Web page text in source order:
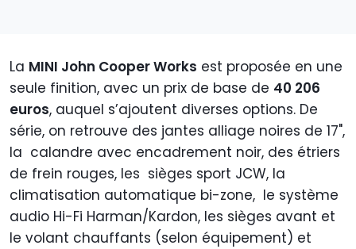
La MINI John Cooper Works est proposée en une
seule finition, avec un prix de base de 40 206
euros, auquel s’ajoutent diverses options. De
série, on retrouve des jantes alliage noires de 17",
la calandre avec encadrement noir, des étriers
de frein rouges, les sièges sport JCW, la
climatisation automatique bi-zone, le système
audio Hi-Fi Harman/Kardon, les sièges avant et
le volant chauffants (selon équipement) et